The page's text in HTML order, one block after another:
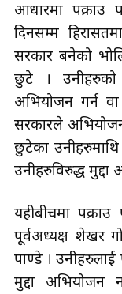
आधारमा
दिनसम्म
सरकार बनेको
छुटे । उनीहरुको
अभियोजन गर्न
सरकारले
छुटेका
उनीहरुविरुद्ध
यहीबीचमा
पूर्वअध्यक्ष शेखर
पाण्डे । उनीहरुलाई
मुद्दा अभियोजन